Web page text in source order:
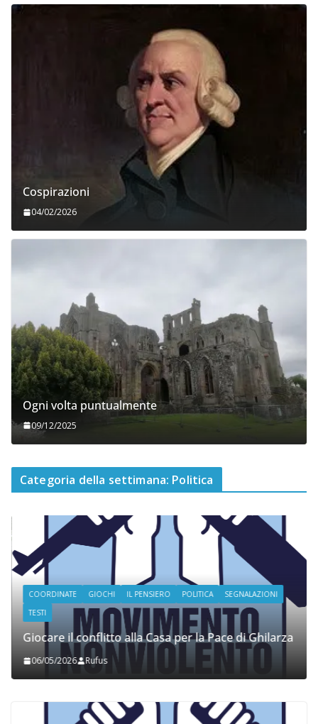
Cospirazioni
04/02/2026
Ogni volta puntualmente
09/12/2025
Categoria della settimana: Politica
COORDINATE GIOCHI IL PENSIERO POLITICA
SEGNALAZIONI
TESTI
Giocare il conflitto alla Casa per la Pace di Ghilarza
06/05/2026 Rufus